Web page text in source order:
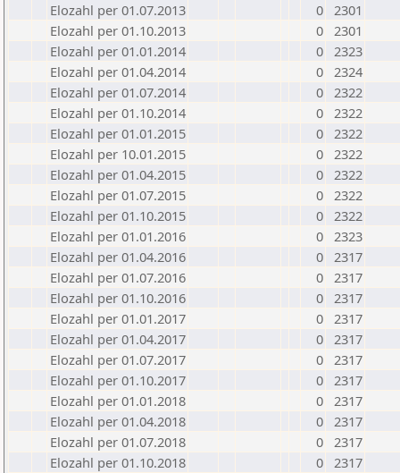
Elozahl per 01.07.2013
0 2301
Elozahl per 01.10.2013
0 2301
Elozahl per 01.01.2014
0 2323
Elozahl per 01.04.2014
0 2324
Elozahl per 01.07.2014
0 2322
Elozahl per 01.10.2014
0 2322
Elozahl per 01.01.2015
0 2322
Elozahl per 10.01.2015
0 2322
Elozahl per 01.04.2015
0 2322
Elozahl per 01.07.2015
0 2322
Elozahl per 01.10.2015
0 2322
Elozahl per 01.01.2016
0 2323
Elozahl per 01.04.2016
0 2317
Elozahl per 01.07.2016
0 2317
Elozahl per 01.10.2016
0 2317
Elozahl per 01.01.2017
0 2317
Elozahl per 01.04.2017
0 2317
Elozahl per 01.07.2017
0 2317
Elozahl per 01.10.2017
0 2317
Elozahl per 01.01.2018
0 2317
Elozahl per 01.04.2018
0 2317
Elozahl per 01.07.2018
0 2317
Elozahl per 01.10.2018
0 2317